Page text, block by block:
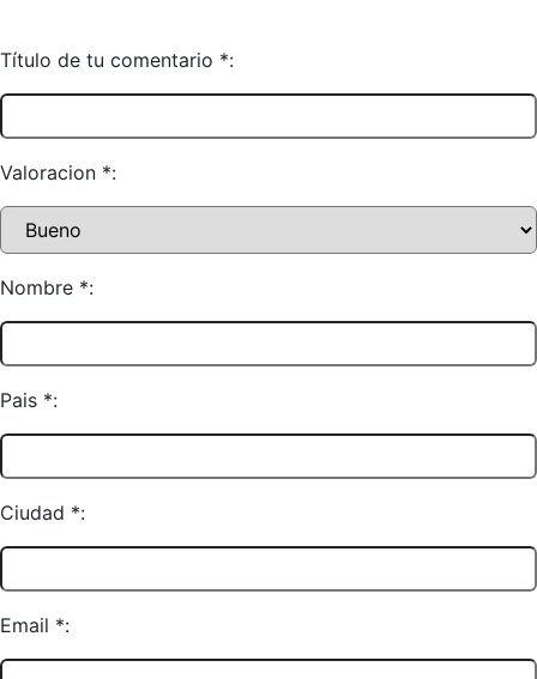
Título de tu comentario *:
Valoracion *:
Nombre *:
Pais *:
Ciudad *:
Email *: